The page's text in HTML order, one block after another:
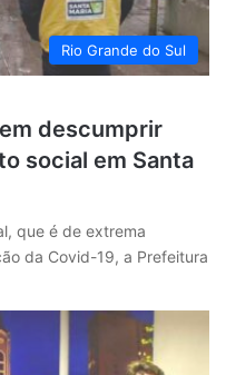
Rio Grande do Sul
descumprir
social em Santa
que é de extrema
da Covid-19, a Prefeitura